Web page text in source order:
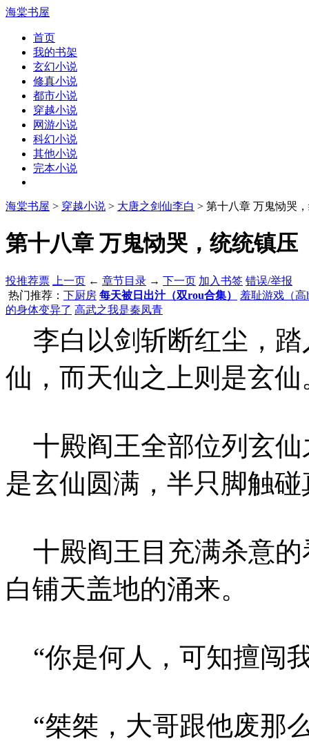
海棠书屋
首页
我的书架
玄幻小说
修真小说
都市小说
穿越小说
网游小说
科幻小说
其他小说
完本小说
海棠书屋 > 穿越小说 > 大唐之剑仙李白 > 第十八章 万鬼恸哭
第十八章 万鬼恸哭，统统镇压
投推荐票 上一页 ← 章节目录 → 下一页 加入书签 错误/举报
热门推荐： 下厨房 每天被日出汁（双rou合集）
羞耻游戏（高
的身体变异了 高武之我是秦凤青
李白以剑斩断红尘，踏
仙，而天仙之上则是玄仙
十殿阎王全部位列玄仙
是玄仙圆满，半只脚触
十殿阎王目充满杀意的
白铺天盖地的涌来。
“你是何人，可知擅闯
“桀桀，大哥跟他废那